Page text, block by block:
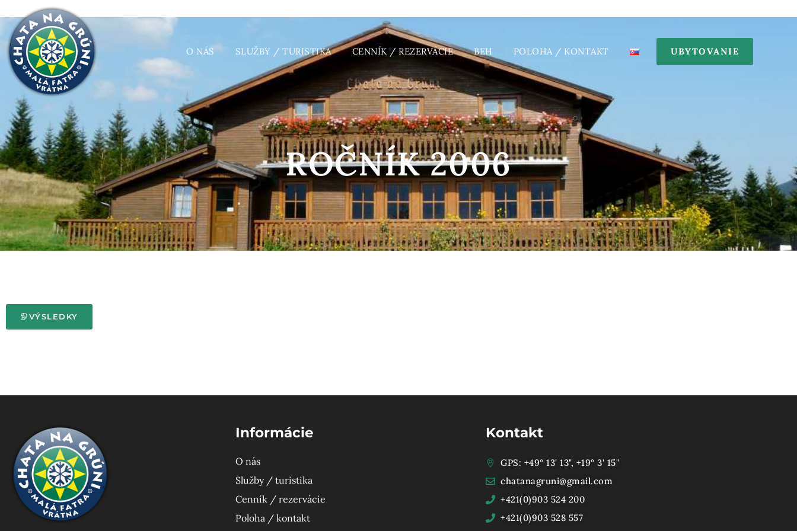
O NÁS SLUŽBY / TURISTIKA CENNÍK / REZERVÁCIE BEH POLOHA / KONTAKT UBYTOVANIE
ROČNÍK 2006
VÝSLEDKY
Informácie
O nás
Služby / turistika
Cenník / rezervácie
Poloha / kontakt
Kontakt
GPS: +49° 13' 13", +19° 3' 15"
chatanagruni@gmail.com
+421(0)903 524 200
+421(0)903 528 557